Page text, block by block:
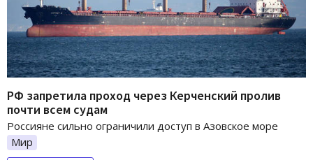
РФ запретила проход через Керченский пролив
почти всем судам
Россияне сильно ограничили доступ в Азовское море
Мир